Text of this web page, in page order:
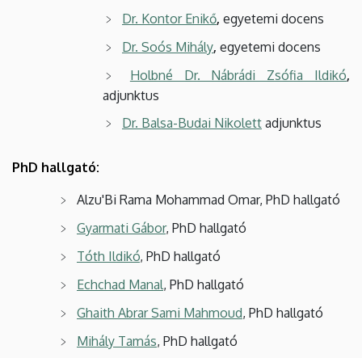
Dr. Kontor Enikő, egyetemi docens
Dr. Soós Mihály, egyetemi docens
Holbné Dr. Nábrádi Zsófia Ildikó,
adjunktus
Dr. Balsa-Budai Nikolett adjunktus
PhD hallgató:
Alzu'Bi Rama Mohammad Omar, PhD hallgató
Gyarmati Gábor, PhD hallgató
Tóth Ildikó, PhD hallgató
Echchad Manal, PhD hallgató
Ghaith Abrar Sami Mahmoud, PhD hallgató
Mihály Tamás, PhD hallgató